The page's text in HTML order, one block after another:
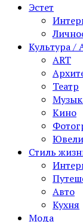
Эстет
Культура /
ART
Театр
Кино
Стиль
Авто
Кухня
Мода